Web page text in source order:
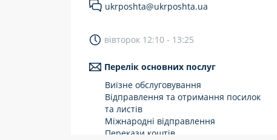
ukrposhta@ukrposhta.ua
вівторок 12:10 - 13:25
Перелік основних послуг
Виїзне обслуговування
Відправлення та отримання посилок
та листів
Міжнародні відправлення
Перекази коштів